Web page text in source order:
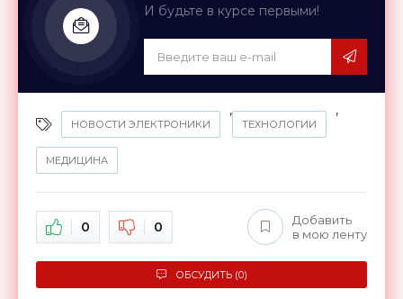
И будьте в курсе первыми!
НОВОСТИ ЭЛЕКТРОНИКИ
,
ТЕХНОЛОГИИ
,
МЕДИЦИНА
0 0
Добавить
в мою ленту
ОБСУДИТЬ (0)